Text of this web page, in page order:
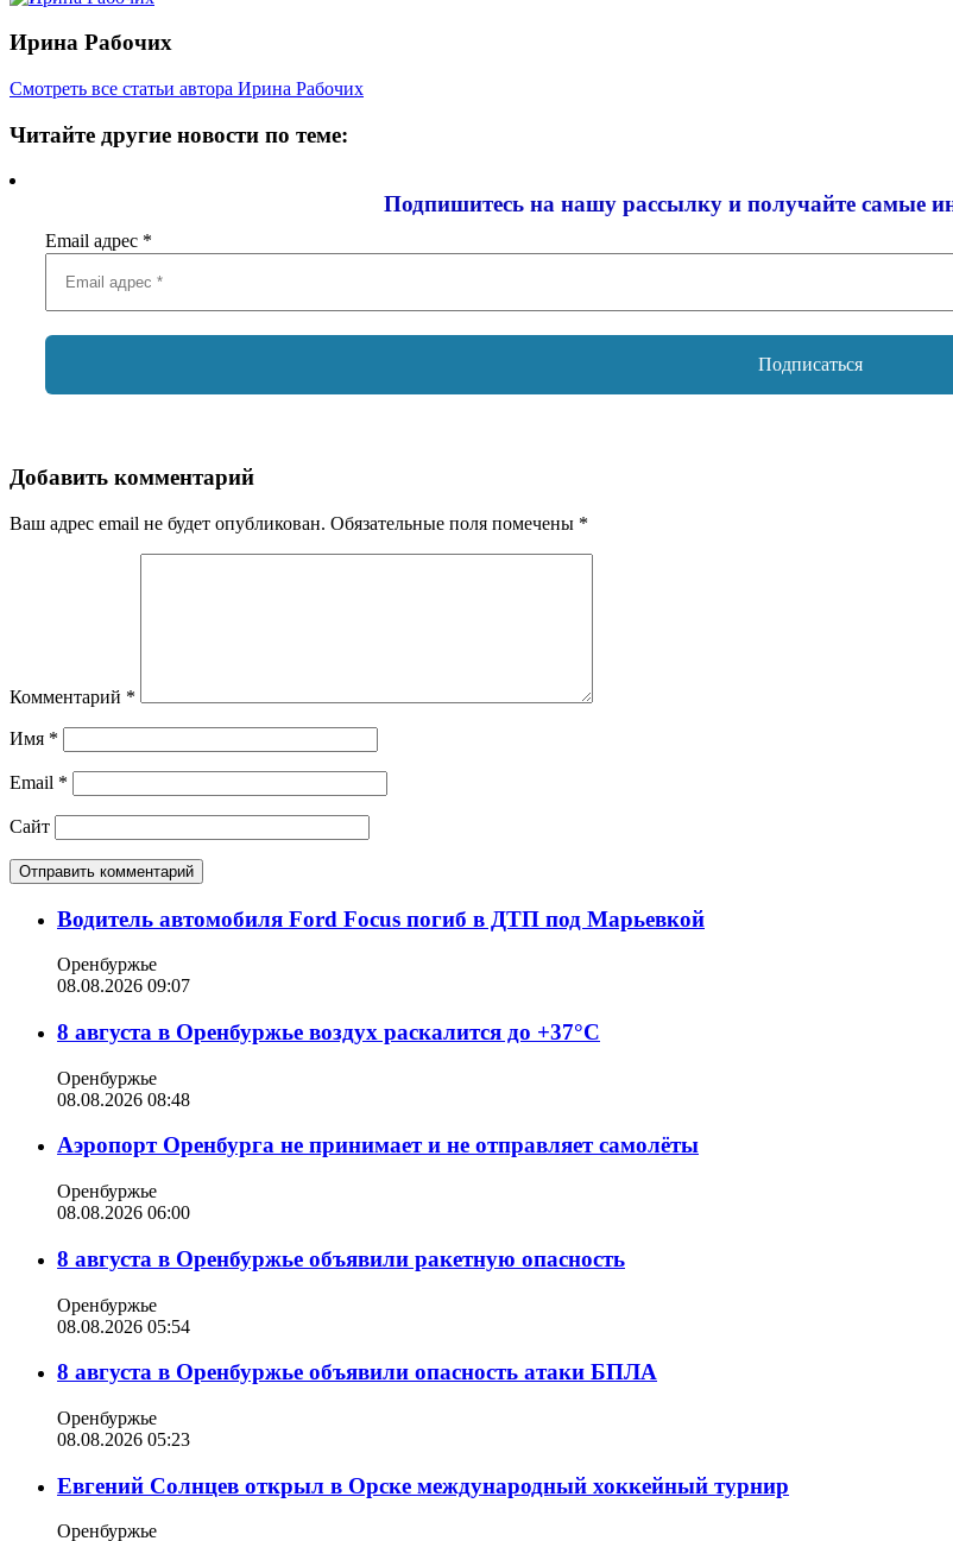
Ирина Рабочих
Смотреть все статьи автора Ирина Рабочих
Читайте другие новости по теме:
Подпишитесь на нашу рассылку и получайте самые
Email адрес *
Добавить комментарий
Ваш адрес email не будет опубликован. Обязательные поля помечены *
Комментарий *
Имя *
Email *
Сайт
Водитель автомобиля Ford Focus погиб в ДТП под Марьевкой
Оренбуржье
08.08.2026 09:07
8 августа в Оренбуржье воздух раскалится до +37°C
Оренбуржье
08.08.2026 08:48
Аэропорт Оренбурга не принимает и не отправляет самолёты
Оренбуржье
08.08.2026 06:00
8 августа в Оренбуржье объявили ракетную опасность
Оренбуржье
08.08.2026 05:54
8 августа в Оренбуржье объявили опасность атаки БПЛА
Оренбуржье
08.08.2026 05:23
Евгений Солнцев открыл в Орске международный хоккейный турнир
Оренбуржье